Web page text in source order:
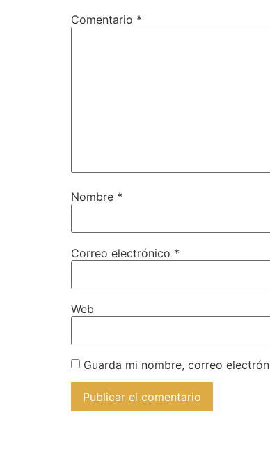
Comentario *
Nombre *
Correo electrónico *
Web
Guarda mi nombre, correo